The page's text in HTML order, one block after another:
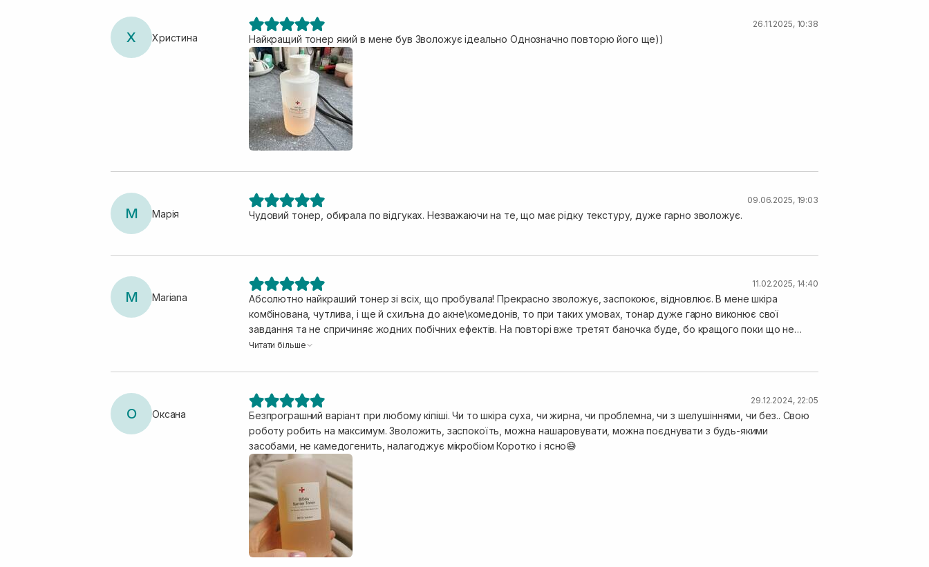
Х Христина
26.11.2025, 10:38
Найкращий тонер який в мене був Зволожує ідеально Однозначно повторю його ще))
М Марія
09.06.2025, 19:03
Чудовий тонер, обирала по відгуках. Незважаючи на те, що має рідку текстуру, дуже гарно зволожує.
M Mariana
11.02.2025, 14:40
Абсолютно найкраший тонер зі всіх, що пробувала! Прекрасно зволожує, заспокоює, відновлює. В мене шкіра
комбінована, чутлива, і ще й схильна до акне\комедонів, то при таких умовах, тонар дуже гарно виконює свої
завдання та не спричиняє жодних побічних ефектів. На повторі вже третят баночка буде, бо кращого поки що не
бачила)
Читати більше
О Оксана
29.12.2024, 22:05
Безпрограшний варіант при любому кіпіші. Чи то шкіра суха, чи жирна, чи проблемна, чи з шелушіннями, чи без.. Свою
роботу робить на максимум. Зволожить, заспокоїть, можна нашаровувати, можна поєднувати з будь-якими
засобами, не камедогенить, налагоджує мікробіом Коротко і ясно😅